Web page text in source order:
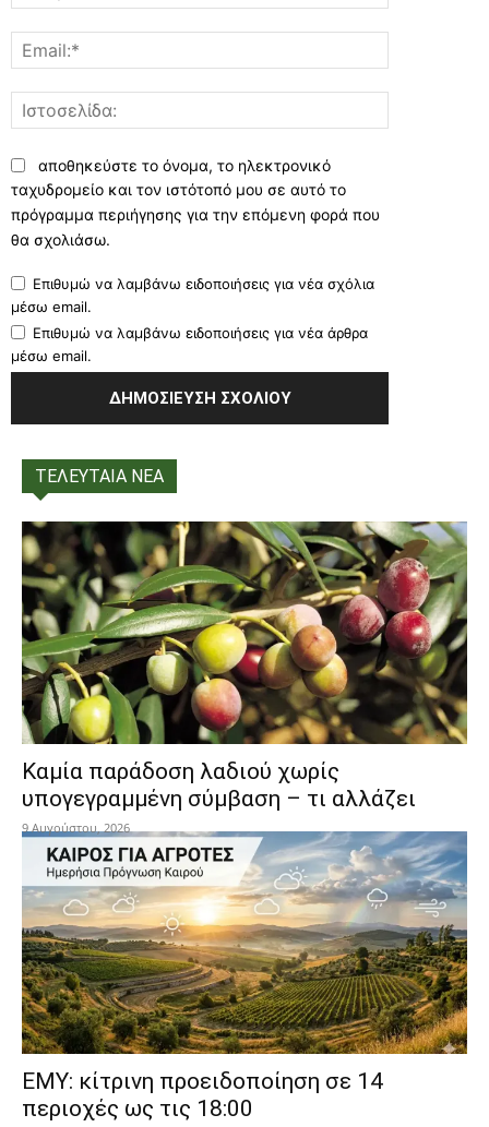
αποθηκεύστε το όνομα, το ηλεκτρονικό
ταχυδρομείο και τον ιστότοπό μου σε αυτό το
πρόγραμμα περιήγησης για την επόμενη φορά που
θα σχολιάσω.
Επιθυμώ να λαμβάνω ειδοποιήσεις για νέα σχόλια
μέσω email.
Επιθυμώ να λαμβάνω ειδοποιήσεις για νέα άρθρα
μέσω email.
ΤΕΛΕΥΤΑΙΑ ΝΕΑ
Καμία παράδοση λαδιού χωρίς
υπογεγραμμένη σύμβαση – τι αλλάζει
9 Αυγούστου, 2026
ΕΜΥ: κίτρινη προειδοποίηση σε 14
περιοχές ως τις 18:00